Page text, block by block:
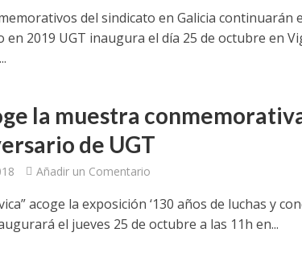
del sindicato en Galicia continuarán
en 2019 UGT inaugura el día 25 de octubre en
la muestra
de UGT
Añadir un Comentario
acoge la exposición ‘130 años de luchas y
el jueves 25 de octubre a las 11h en...